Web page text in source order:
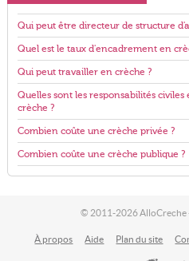
Qui peut être directeur de structure
Quel est le taux d'encadrement en
Qui peut travailler en crèche ?
Quelles sont les responsabilités
crèche ?
Combien coûte une crèche privée ?
Combien coûte une crèche publique ?
© 2011-2026 AlloCreche
À propos Aide Plan du site